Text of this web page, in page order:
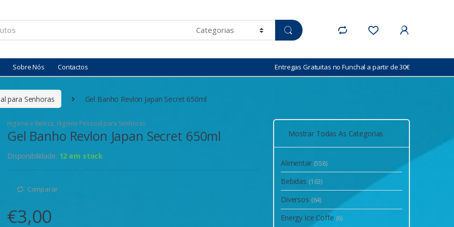
Sobre Nós Contactos Entregas Gratuitas no Funchal a partir de 30€
para Senhoras Gel Banho Revlon Japan Secret 650ml
Higiene e Beleza, Higiene Pessoal para Senhoras
Gel Banho Revlon Japan Secret 650ml
Disponibilidade: 12 em stock
Comparar
€3,00
Mostrar Todas As Categorias
Alimentar (558)
Bebidas (163)
Diversos (64)
Energy Ice Coffe (6)